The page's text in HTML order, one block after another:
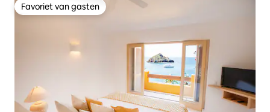
Favoriet van gasten
Favoriet van gasten